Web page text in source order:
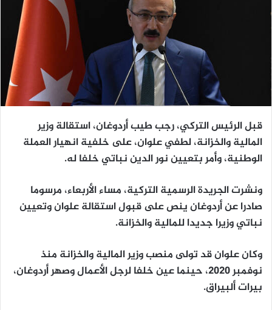
قبل الرئيس التركي، رجب طيب أردوغان، استقالة وزير
المالية والخزانة، لطفي علوان، على خلفية انهيار العملة
الوطنية، وأمر بتعيين نور الدين نباتي خلفا له.
ونشرت الجريدة الرسمية التركية، مساء الأربعاء، مرسوما
صادرا عن أردوغان ينص على قبول استقالة علوان وتعيين
نباتي وزيرا جديدا للمالية والخزانة.
وكان علوان قد تولى منصب وزير المالية والخزانة منذ
نوفمبر 2020، حينما عين خلفا لرجل الأعمال وصهر أردوغان،
بيرات ألبيراق.